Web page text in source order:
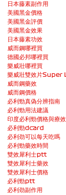
日本藤素副作用
美國黑金價格
美國黑金評價
美國黑金效果
日本藤素功效
威而鋼哪裡買
德國必邦哪裡買
樂威壯哪裡買
樂威壯雙效片Super
威而鋼藥效
威而鋼價格
必利勁真偽分辨指南
必利勁用法建議
印度必利勁價格與療
必利勁dcard
必利劲可以每天吃嗎
必利勁藥效時間
雙效犀利士ptt
雙效犀利士藥效
雙效犀利士價格
必利勁ptt
必利劲副作用